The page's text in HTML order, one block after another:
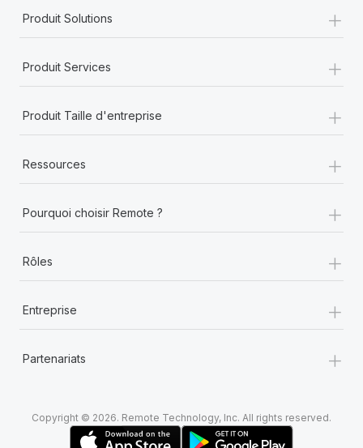
Produit Solutions +
Produit Services +
Produit Taille d'entreprise +
Ressources +
Pourquoi choisir Remote ? +
Rôles +
Entreprise +
Partenariats +
Copyright © 2026. Remote Technology, Inc. All rights reserved.